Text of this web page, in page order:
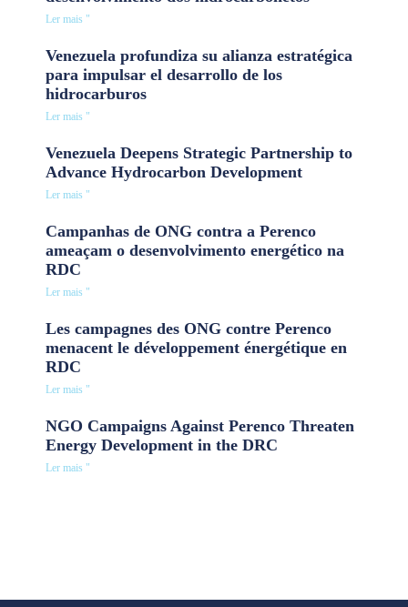
Ler mais "
Venezuela profundiza su alianza estratégica
para impulsar el desarrollo de los
hidrocarburos
Ler mais "
Venezuela Deepens Strategic Partnership to
Advance Hydrocarbon Development
Ler mais "
Campanhas de ONG contra a Perenco
ameaçam o desenvolvimento energético na
RDC
Ler mais "
Les campagnes des ONG contre Perenco
menacent le développement énergétique en
RDC
Ler mais "
NGO Campaigns Against Perenco Threaten
Energy Development in the DRC
Ler mais "